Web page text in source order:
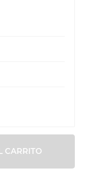
CARRITO